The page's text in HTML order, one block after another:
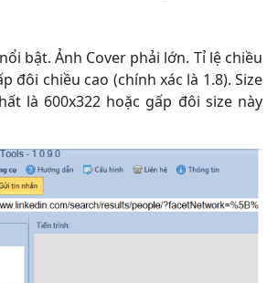
bật. Ảnh Cover phải lớn. Tỉ lệ chiều
đôi chiều cao (chính xác là 1.8). Size
là 600x322 hoặc gấp đôi size này